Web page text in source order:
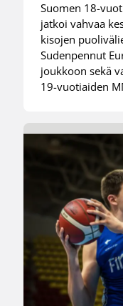
Suomen 18-
jatkoi vahvaa
kisojen
Sudenpennut
joukkoon sekä
19-vuotiaiden